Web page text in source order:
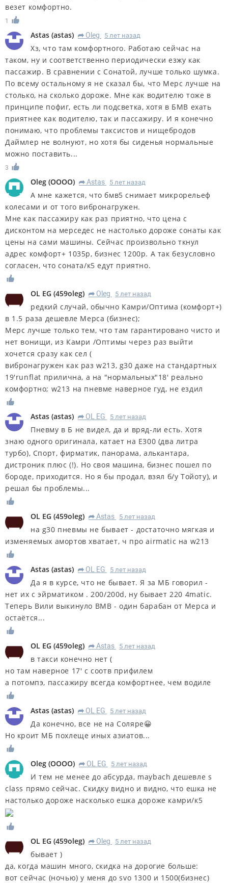
везет комфортно.
1
Astas (astas) R Oleg 5 лет назад
Хз, что там комфортного. Работаю сейчас на
таком, ну и соответственно периодически езжу как
пассажир. В сравнении с Сонатой, лучше только шумка.
По всему остальному я не сказал бы, что Мерс лучше на
столько, на сколько дороже. Мне как водителю тоже в
принципе пофиг, есть ли подсветка, хотя в БМВ ехать
приятнее как водителю, так и пассажиру. И я конечно
понимаю, что проблемы таксистов и нищебродов
Даймлер не волнуют, но хотя бы сиденья нормальные
можно поставить...
3
Oleg (OOOO) R Astas 5 лет назад
А мне кажется, что бмв5 снимает микрорельеф
колесами и от того вибронагружен.
Мне как пассажиру как раз приятно, что цена с
дисконтом на мерседес не настолько дороже сонаты как
цены на сами машины. Сейчас произвольно ткнул
адрес комфорт+ 1035р, бизнес 1200р. А так безусловно
согласен, что соната/к5 едут приятно.
OL EG (459oleg) R Oleg 5 лет назад
редкий случай, обычно Камри/Оптима (комфорт+)
в 1.5 раза дешевле Мерса (бизнес);
Мерс лучше только тем, что там гарантировано чисто и
нет вонищи, из Камри /Оптимы через раз выйти
хочется сразу как сел (
вибронагружен как раз w213, g30 даже на стандартных
19'runflat прилична, а на "нормальных"18' реально
комфортно; w213 на пневме наверное гуд, не ездил
Astas (astas) R OL EG 5 лет назад
Пневму в Б не видел, да и вряд-ли есть. Хотя
знаю одного оригинала, катает на E300 (два литра
турбо), Спорт, фирматик, панорама, алькантара,
дистроник плюс (!). Но своя машина, бизнес пошел по
бороде, приходится. Но я бы продал, взял б/у Тойоту), и
решал бы проблемы...
OL EG (459oleg) R Astas 5 лет назад
на g30 пневмы не бывает - достаточно мягкая и
изменяемых амортов хватает, ч про airmatic на w213
Astas (astas) R OL EG 5 лет назад
Да я в курсе, что не бывает. Я за МБ говорил -
нет их с эйрматиком . 200/200d, ну бывает 220 4matic.
Теперь Вили выкинуло ВМВ - один барабан от Мерса и
остаётся...
OL EG (459oleg) R Astas 5 лет назад
в такси конечно нет (
но там наверное 17' с соотв прифилем
а потомпэ, пассажиру всегда комфортнее, чем водиле
Astas (astas) R OL EG 5 лет назад
Да конечно, все не на Соляре😀
Но кроит МБ похлеще иных азиатов...
Oleg (OOOO) R OL EG 5 лет назад
И тем не менее до абсурда, maybach дешевле s
class прямо сейчас. Скидку видно и видно, что ешка не
настолько дороже насколько ешка дороже камри/к5
OL EG (459oleg) R Oleg 5 лет назад
бывает )
да, когда машин много, скидка на дорогие больше:
вот сейчас (ночью) у меня до svo 1300 и 1500(бизнес)